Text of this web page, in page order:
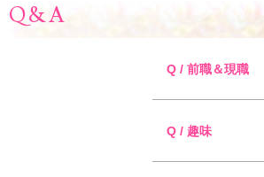
Q&A
Q / 前職＆現職
Q / 趣味